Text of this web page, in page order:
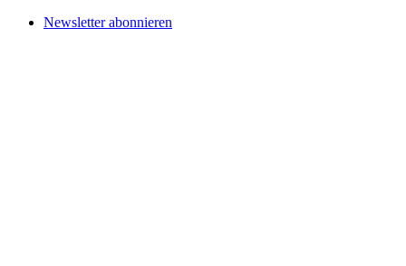
Newsletter abonnieren